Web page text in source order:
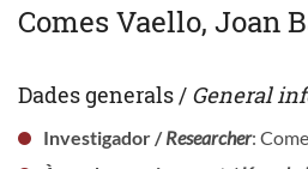
Comes Vaello, Joan
Dades generals / General
Investigador /Researcher: